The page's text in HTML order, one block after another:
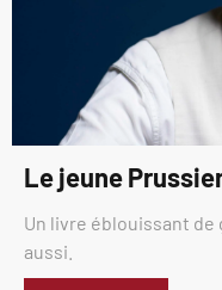
Le jeune
Un livre éblouissant de
aussi.